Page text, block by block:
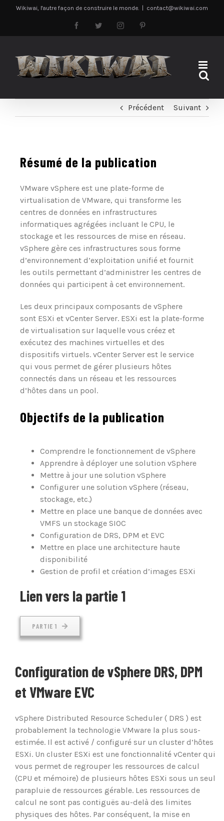
PasserWikiwai, l'autre façon de construire le monde. contact@wikiwai.com
FacebookTwitter Instagram
Précédent Suivant
Résumé de la publication
VMware vSphere est une plate-forme de
virtualisation de VMware, qui transforme les
centres de données en infrastructures
informatiques agrégées incluant le CPU, le
stockage et les ressources de mise en réseau.
vSphere gère ces infrastructures sous forme
d’environnement d’exploitation unifié et fournit
les outils permettant d’administrer les centres de
données qui participent à cet environnement.
Les deux principaux composants de vSphere
sont ESXi et vCenter Server. ESXi est la plate-forme
de virtualisation sur laquelle vous créez et
exécutez des machines virtuelles et des
dispositifs virtuels. vCenter Serverest le service
qui vous permet de gérer plusieurs hôtes
connectés dans un réseau et les ressources
d’hôtes dans un pool.
Objectifs de la publication
Comprendre le fonctionnement de vSphere
Apprendre à déployer une solution vSphere
Mettre à jour une solution vSphere
Configurer une solution vSphere (réseau,
stockage, etc.)
Mettre en place une banque de données avec
VMFS un stockage SIOC
Configuration de DRS, DPM et EVC
Mettre en place une architecture haute
disponibilité
Gestion de profil et création d’images ESXi
Lien vers la partie 1
PARTIE 1
Configuration de vSphere DRS, DPM
et VMware EVC
vSphere Distributed Resource Scheduler ( DRS ) est
probablement la technologie VMware la plus sous-
estimée. Il est activé / configuré sur un cluster d’hôtes
ESXi. Un cluster ESXi est une fonctionnalité vCenter qui
vous permet de regrouper les ressources de calcul
(CPU et mémoire) de plusieurs hôtes ESXi sous un seul
parapluie de ressources gérable. Les ressources de
calcul ne sont pas contiguës au-delà des limites
physiques des hôtes. Par conséquent, la mise en